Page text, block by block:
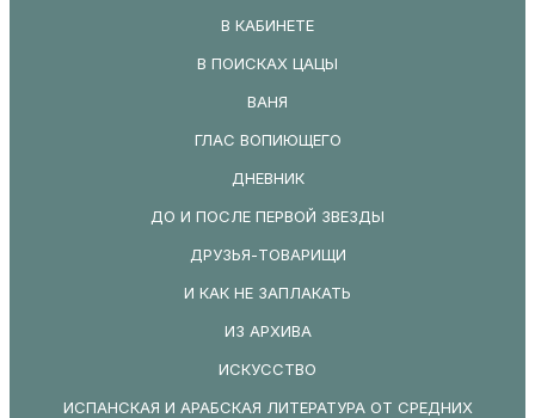
В КАБИНЕТЕ
В ПОИСКАХ ЦАЦЫ
ВАНЯ
ГЛАС ВОПИЮЩЕГО
ДНЕВНИК
ДО И ПОСЛЕ ПЕРВОЙ ЗВЕЗДЫ
ДРУЗЬЯ-ТОВАРИЩИ
И КАК НЕ ЗАПЛАКАТЬ
ИЗ АРХИВА
ИСКУССТВО
ИСПАНСКАЯ И АРАБСКАЯ ЛИТЕРАТУРА ОТ СРЕДНИХ